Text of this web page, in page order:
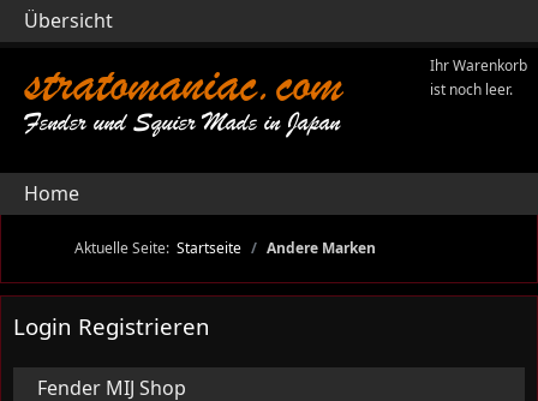
stratomaniac.com
Fender und Squier Made in Japan
Ihr Warenkorb
ist noch leer.
Home
Aktuelle Seite: Startseite Andere Marken
Login Registrieren
Fender MIJ Shop
Übersicht